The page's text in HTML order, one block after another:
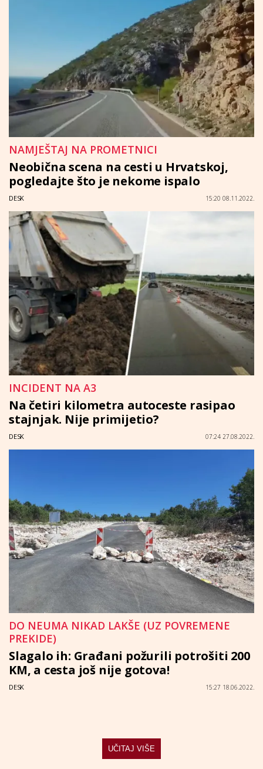
NAMJEŠTAJ NA PROMETNICI
Neobična scena na cesti u Hrvatskoj,
pogledajte što je nekome ispalo
DESK 15:20 08.11.2022.
INCIDENT NA A3
Na četiri kilometra autoceste rasipao
stajnjak. Nije primijetio?
DESK 07:24 27.08.2022.
DO NEUMA NIKAD LAKŠE (UZ POVREMENE
PREKIDE)
Slagalo ih: Građani požurili potrošiti 200
KM, a cesta još nije gotova!
DESK 15:27 18.06.2022.
UČITAJ VIŠE